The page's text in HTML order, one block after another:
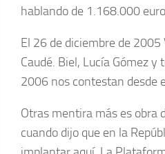
hablando de 1.168.000
El 26 de diciembre de
Caudé. Biel, Lucía Gómez
2006 nos contestan desde
Otras mentira más es obra
cuando dijo que en la